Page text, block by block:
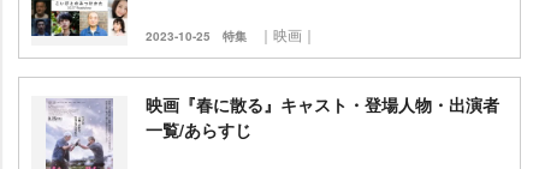
2023-10-25 特集 ｜映画｜
映画『春に散る』キャスト・登場人物・出演者
一覧/あらすじ